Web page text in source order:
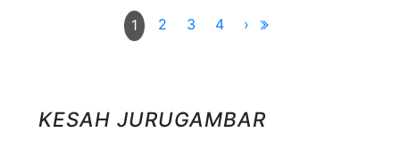
1 2 3 4 ›
KESAH JURUGAMBAR